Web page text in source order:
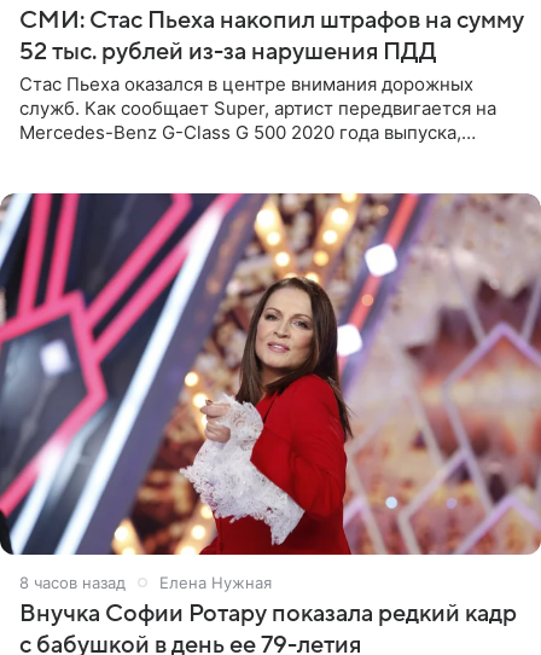
СМИ: Стас Пьеха накопил штрафов на сумму
52 тыс. рублей из-за нарушения ПДД
Стас Пьеха оказался в центре внимания дорожных
служб. Как сообщает Super, артист передвигается на
Mercedes-Benz G-Class G 500 2020 года выпуска,
8 часов назад Елена Нужная
Внучка Софии Ротару показала редкий кадр
с бабушкой в день ее 79-летия